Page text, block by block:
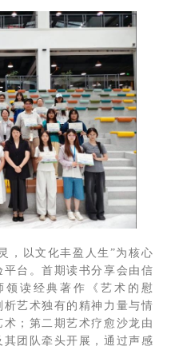
，以文化丰盈人生”为核心
台。首期读书分享会由信
领读经典著作《艺术的慰
艺术独有的精神力量与情
；第二期艺术疗愈沙龙由
团队牵头开展，通过声感